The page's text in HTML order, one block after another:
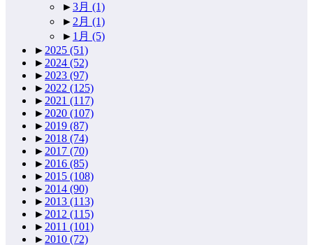
►3月 (1)
► 2月 (1)
► 1月 (5)
► 2025 (51)
► 2024 (52)
► 2023 (97)
► 2022 (125)
► 2021 (117)
► 2020 (107)
► 2019 (87)
► 2018 (74)
► 2017 (70)
► 2016 (85)
► 2015 (108)
► 2014 (90)
► 2013 (113)
► 2012 (115)
► 2011 (101)
► 2010 (72)